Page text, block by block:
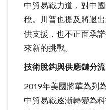
中貿易戰力道，對中
稅。川普也提及將退
供支援，也不正面承
來新的挑戰。
技術脫鈎與供應鏈分流
2019年美國將華為列
中貿易戰逐漸轉變為